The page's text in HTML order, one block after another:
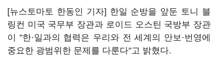
[뉴스토마토 한동인 기자] 한일 순방을 앞둔 토니 블
링컨 미국 국무부 장관과 로이드 오스틴 국방부 장관
이 "한·일과의 협력은 우리와 전 세계의 안보·번영에
중요한 광범위한 문제를 다룬다"고 밝혔다.